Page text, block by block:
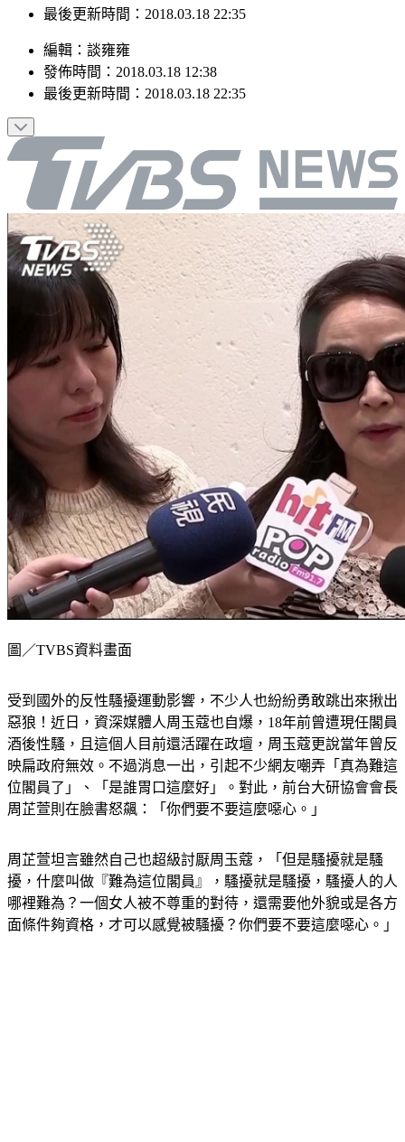
發佈時間：2018.03.18 12:38
最後更新時間：2018.03.18 22:35
惡狼！近日，資深媒體人周玉蔻也自爆，18年前曾遭現任閣員
酒後性騷，且這個人目前還活躍在政壇，周玉蔻更說當年曾反
映扁政府無效。不過消息一出，引起不少網友嘲弄「真為難這
位閣員了」、「是誰胃口這麼好」。對此，前台大研協會會長
周芷萱則在臉書怒飆：「你們要不要這麼噁心。」
擾，什麼叫做『難為這位閣員』，騷擾就是騷擾，騷擾人的人
哪裡難為？一個女人被不尊重的對待，還需要他外貌或是各方
面條件夠資格，才可以感覺被騷擾？你們要不要這麼噁心。」